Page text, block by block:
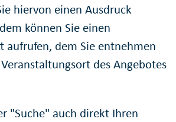
hiervon einen Ausdruck
können Sie einen
aufrufen, dem Sie entnehmen
des Angebotes
"Suche" auch direkt Ihren